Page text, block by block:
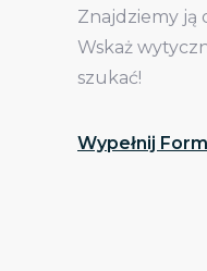
Znajdziemy ją
Wskaż
szukać!
Wypełnij